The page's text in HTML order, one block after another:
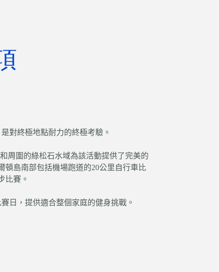
對終極地點耐力的終極考驗。
周圍的綠松石水域為該活動提供了完美的
頓島南部包括機場跑道的20公里自行車比
比賽。
日，提供適合整個家庭的健身挑戰。